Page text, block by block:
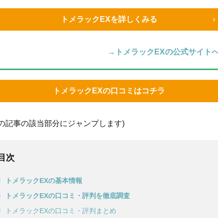
トメラックEXを詳しくみる
→トメラックEXの公式サイト
トメラックEXの口コミはコチラ
記事の該当部分にジャンプします)
次
トメラックEXの基本情報
トメラックEXの口コミ・評判を徹底調査
トメラックEXの口コミ・評判まとめ